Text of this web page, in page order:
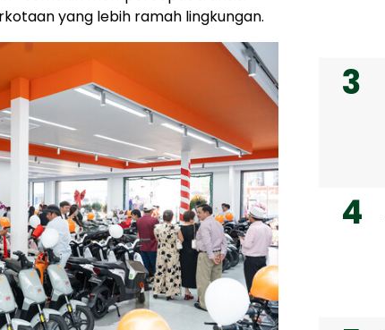
yang lebih ramah lingkungan.